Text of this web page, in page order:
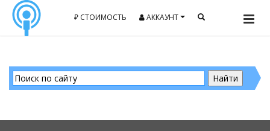
₽ СТОИМОСТЬ АККАУНТ